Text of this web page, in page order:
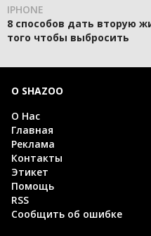
IPHONE
8 способов дать вторую
того чтобы выбросить
О SHAZOO
О Нас
Главная
Реклама
Контакты
Этикет
Помощь
RSS
Сообщить об ошибке